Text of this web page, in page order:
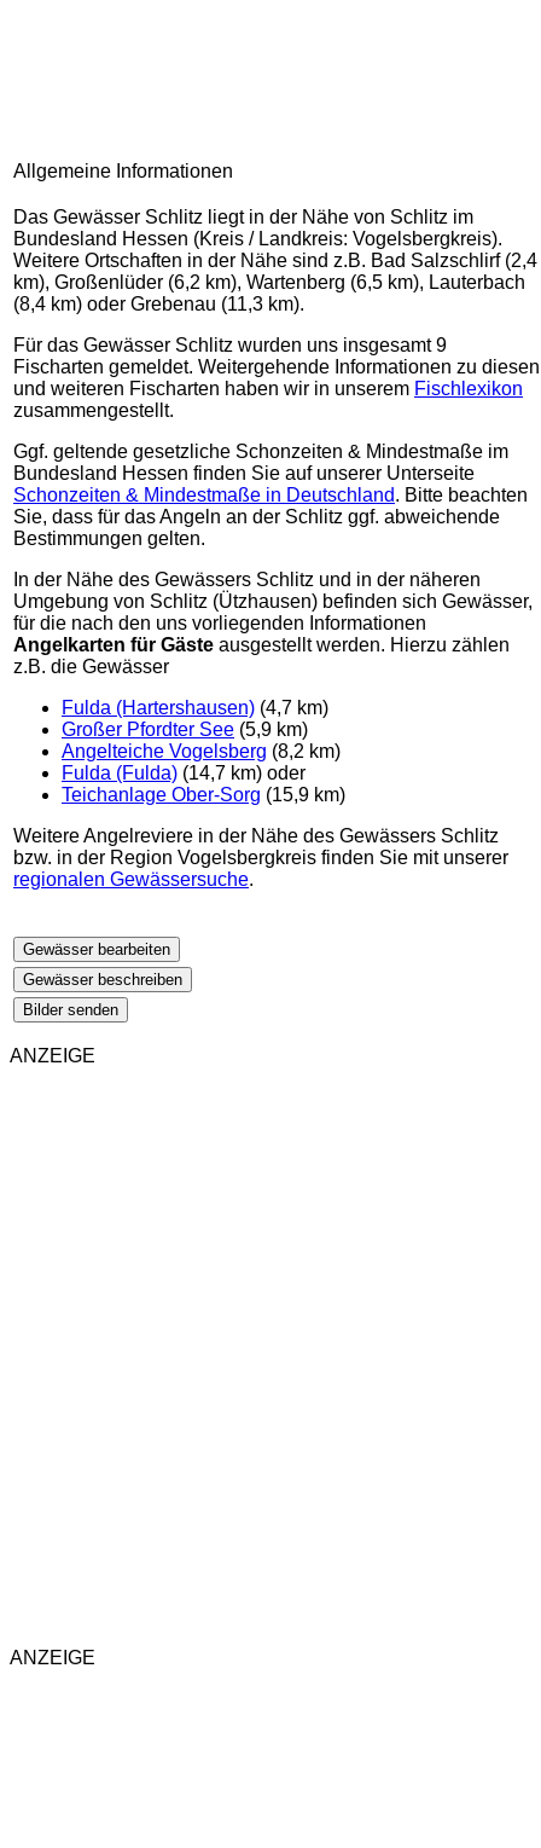
Allgemeine Informationen
Das Gewässer Schlitz liegt in der Nähe von Schlitz im
Bundesland Hessen (Kreis / Landkreis: Vogelsbergkreis).
Weitere Ortschaften in der Nähe sind z.B. Bad Salzschlirf (2,4
km), Großenlüder (6,2 km), Wartenberg (6,5 km), Lauterbach
(8,4 km) oder Grebenau (11,3 km).
Für das Gewässer Schlitz wurden uns insgesamt 9
Fischarten gemeldet. Weitergehende Informationen zu diesen
und weiteren Fischarten haben wir in unserem Fischlexikon
zusammengestellt.
Ggf. geltende gesetzliche Schonzeiten & Mindestmaße im
Bundesland Hessen finden Sie auf unserer Unterseite
Schonzeiten & Mindestmaße in Deutschland. Bitte beachten
Sie, dass für das Angeln an der Schlitz ggf. abweichende
Bestimmungen gelten.
In der Nähe des Gewässers Schlitz und in der näheren
Umgebung von Schlitz (Ützhausen) befinden sich Gewässer,
für die nach den uns vorliegenden Informationen
Angelkarten für Gäste ausgestellt werden. Hierzu zählen
z.B. die Gewässer
Fulda (Hartershausen) (4,7 km)
Großer Pfordter See (5,9 km)
Angelteiche Vogelsberg (8,2 km)
Fulda (Fulda) (14,7 km) oder
Teichanlage Ober-Sorg (15,9 km)
Weitere Angelreviere in der Nähe des Gewässers Schlitz
bzw. in der Region Vogelsbergkreis finden Sie mit unserer
regionalen Gewässersuche.
Gewässer bearbeiten
Gewässer beschreiben
Bilder senden
ANZEIGE
ANZEIGE